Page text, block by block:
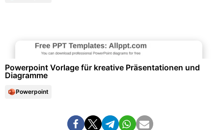
Powerpoint Vorlage für kreative Präsentationen und
Diagramme
Powerpoint